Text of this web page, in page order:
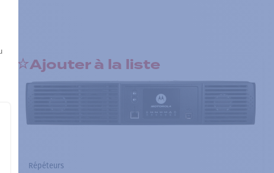
Ajouter à la liste
Répéteurs